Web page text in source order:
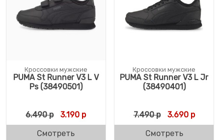
Кроссовки мужские
PUMA St Runner V3 L V
Ps (38490501)
6.490р Первоначальная цена составляла 6.490
3.190 рТекущая цена: 3.190 р.
Смотреть
Кроссовки мужские
PUMA St Runner V3 L Jr
(38490401)
7.490р 3.690р
Смотреть